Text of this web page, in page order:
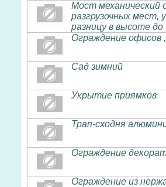
Мост механический
разгрузочных мест,
разницу в высоте
Ограждение офисов
Сад зимний
Укрытие приямков
Трап-сходня
Ограждение
Ограждение из